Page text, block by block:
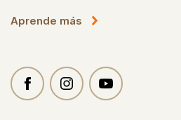
Aprende más